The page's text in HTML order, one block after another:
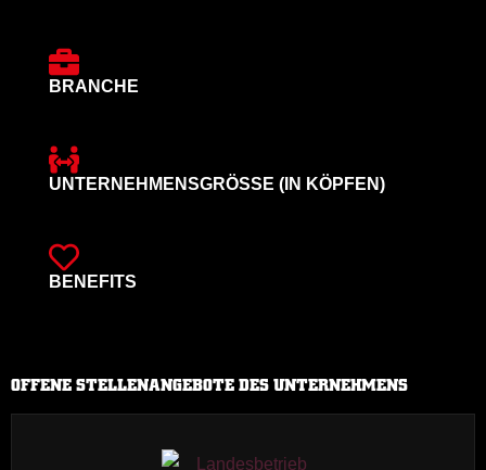
OFFENE STELLENANGEBOTE DES UNTERNEHMENS
BRANCHE
UNTERNEHMENSGRÖSSE (IN KÖPFEN)
BENEFITS